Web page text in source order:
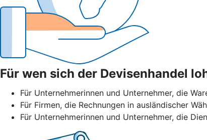
Für wen sich der Devisenhandel
Für Unternehmerinnen und Unternehmer, die
Für Firmen, die Rechnungen in ausländischer
Für Unternehmerinnen und Unternehmer, die